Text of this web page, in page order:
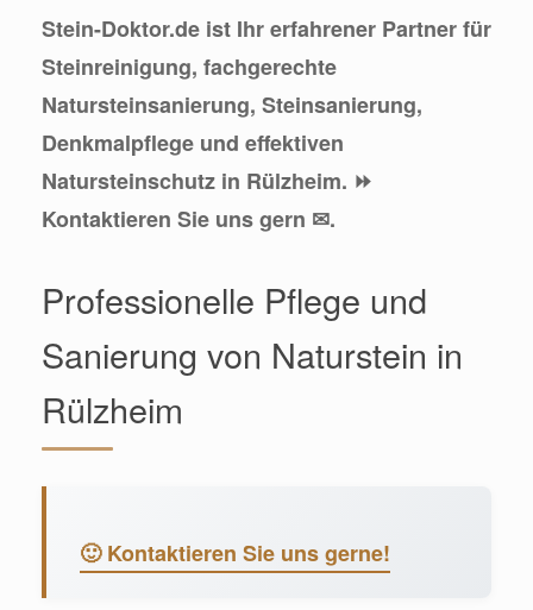
Stein-Doktor.de ist Ihr erfahrener Partner für
Steinreinigung, fachgerechte
Natursteinsanierung, Steinsanierung,
Denkmalpflege und effektiven
Natursteinschutz in Rülzheim. ⏩
Kontaktieren Sie uns gern ✉.
Professionelle Pflege und
Sanierung von Naturstein in
Rülzheim
🙂 Kontaktieren Sie uns gerne!